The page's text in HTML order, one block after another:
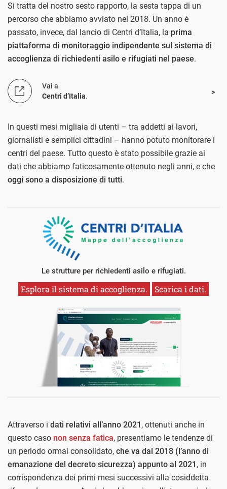
Si tratta del nostro sesto rapporto, la sesta tappa di un
percorso che abbiamo avviato nel 2018. Un anno è
passato, invece, dal lancio di Centri d’Italia, la prima
piattaforma di monitoraggio indipendente sul sistema di
accoglienza di richiedenti asilo e rifugiati nel paese.
Vai a
Centri d’Italia.
In questi mesi migliaia di utenti – tra addetti ai lavori,
giornalisti e semplici cittadini – hanno potuto monitorare i
centri del paese. Tutto questo è stato possibile grazie ai
dati che abbiamo faticosamente ottenuto negli anni, e che
oggi sono a disposizione di tutti.
Le strutture per richiedenti asilo e rifugiati.
Esplora il sistema di accoglienza. Scarica i dati.
Attraverso i dati relativi all’anno 2021 , ottenuti anche in
questo caso non senza fatica, presentiamo le tendenze di
un periodo ormai consolidato, che va dal 2018 (l’anno di
emanazione del decreto sicurezza) appunto al 2021 , in
corrispondenza dei primi mesi successivi alla cosiddetta